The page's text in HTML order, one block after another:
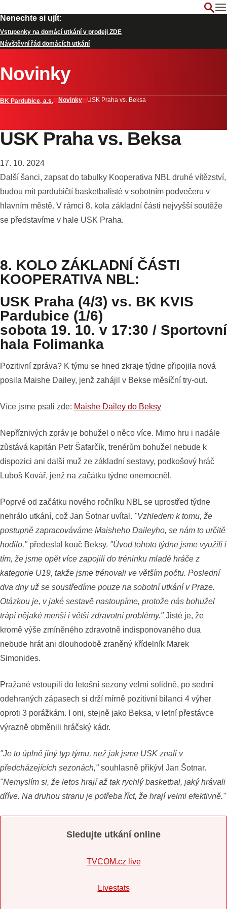
Nenechte si ujít:
Vstupenky na domácí utkání v prodeji ZDE
Návštěvní řád domácích utkání
Novinky
BK Pardubice, a.s. Novinky USK Praha vs. Beksa
USK Praha vs. Beksa
17. 10. 2024
Další šanci, zapsat do tabulky Kooperativa NBL druhé vítězství,
budou mít pardubičtí basketbalisté v sobotním podvečeru v
hlavním městě. V rámci 8. kola základní části nejvyšší soutěže
se představíme v hale USK Praha.
8. KOLO ZÁKLADNÍ ČÁSTI
KOOPERATIVA NBL:
USK Praha (4/3) vs. BK KVIS
Pardubice (1/6)
sobota 19. 10. v 17:30 / Sportovní
hala Folimanka
Pozitivní zpráva? K týmu se hned zkraje týdne připojila nová
posila Maishe Dailey, jenž zahájil v Bekse měsíční try-out.
Více jsme psali zde: Maishe Dailey do Beksy
Nepříznivých zpráv je bohužel o něco více. Mimo hru i nadále
zůstává kapitán Petr Šafarčík, trenérům bohužel nebude k
dispozici ani další muž ze základní sestavy, podkošový hráč
Luboš Kovář, jenž na začátku týdne onemocněl.
Poprvé od začátku nového ročníku NBL se uprostřed týdne
nehrálo utkání, což Jan Šotnar uvítal. "Vzhledem k tomu, že
postupně zapracováváme Maisheho Daileyho, se nám to určitě
hodilo,"předeslal kouč Beksy. "Úvod tohoto týdne jsme využili i
tím, že jsme opět více zapojili do tréninku mladé hráče z
kategorie U19, takže jsme trénovali ve větším počtu. Poslední
dva dny už se soustředíme pouze na sobotní utkání v Praze.
Otázkou je, v jaké sestavě nastoupíme, protože nás bohužel
trápí nějaké menší i větší zdravotní problémy."Jisté je, že
kromě výše zmíněného zdravotně indisponovaného dua
nebude hrát ani dlouhodobě zraněný křídelník Marek
Simonides.
Pražané vstoupili do letošní sezony velmi solidně, po sedmi
odehraných zápasech si drží mírně pozitivní bilanci 4 výher
oproti 3 porážkám. I oni, stejně jako Beksa, v letní přestávce
výrazně obměnili hráčský kádr.
"Je to úplně jiný typ týmu, než jak jsme USK znali v
předcházejících sezonách,"souhlasně přikývl Jan Šotnar.
"Nemyslím si, že letos hrají až tak rychlý basketbal, jaký hrávali
dříve. Na druhou stranu je potřeba říct, že hrají velmi efektivně."
Sledujte utkání online
TVCOM.cz live
Livestats